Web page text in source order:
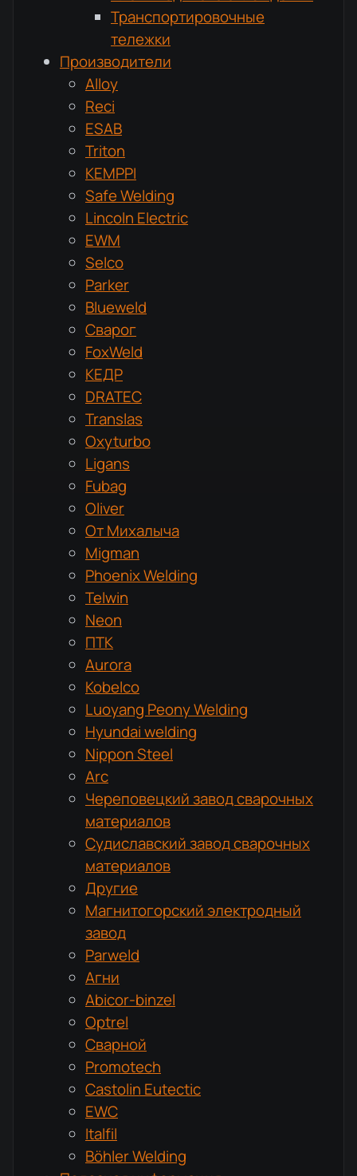
Транспортировочные
тележки
Производители
Alloy
Reci
ESAB
Triton
KEMPPI
Safe Welding
Lincoln Electric
EWM
Selco
Parker
Blueweld
Сварог
FoxWeld
КЕДР
DRATEC
Translas
Oxyturbo
Ligans
Fubag
Oliver
От Михалыча
Migman
Phoenix Welding
Telwin
Neon
ПТК
Aurora
Kobelco
Luoyang Peony Welding
Hyundai welding
Nippon Steel
Arc
Череповецкий завод сварочных
материалов
Судиславский завод сварочных
материалов
Другие
Магнитогорский электродный
завод
Parweld
Агни
Abicor-binzel
Optrel
Сварной
Promotech
Castolin Eutectic
EWC
Italfil
Böhler Welding